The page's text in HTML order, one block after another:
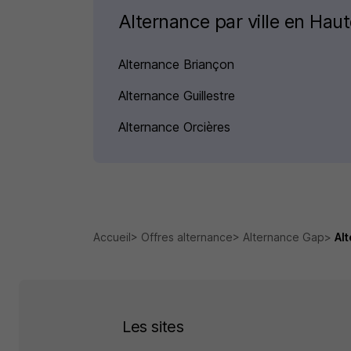
Alternance par ville en
Alternance Briançon
Alternance Guillestre
Alternance Orcières
Accueil Offres alternance Alternance Gap
Les sites